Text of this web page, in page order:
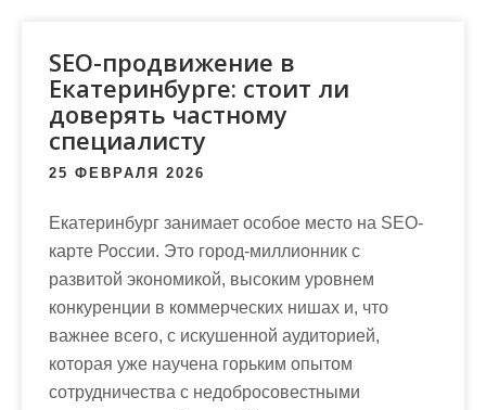
SEO-продвижение в
Екатеринбурге: стоит ли
доверять частному
специалисту
25 ФЕВРАЛЯ 2026
Екатеринбург занимает особое место на SEO-
карте России. Это город-миллионник с
развитой экономикой, высоким уровнем
конкуренции в коммерческих нишах и, что
важнее всего, с искушенной аудиторией,
которая уже научена горьким опытом
сотрудничества с недобросовестными